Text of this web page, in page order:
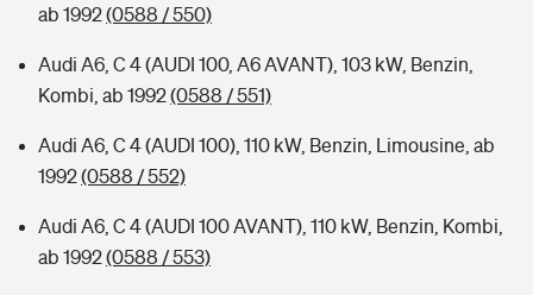
ab 1992(0588 / 550)
Audi A6, C 4 (AUDI 100, A6 AVANT), 103 kW, Benzin,
Kombi, ab 1992(0588 / 551)
Audi A6, C 4 (AUDI 100), 110 kW, Benzin, Limousine, ab
1992(0588 / 552)
Audi A6, C 4 (AUDI 100 AVANT), 110 kW, Benzin, Kombi,
ab 1992(0588 / 553)